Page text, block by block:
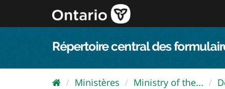
au
Répertoire central des
Ministères Ministry of the...